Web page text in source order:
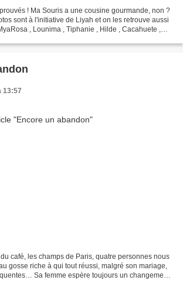
! Ma Souris a une cousine gourmande, non ?
sont à l'initiative de Liyah et on les retrouve aussi
, Lounima , Tiphanie , Hilde , Cacahuete ,
13:57
café, les champs de Paris, quatre personnes nous
gosse riche à qui tout réussi, malgré son mariage,
Sa femme espère toujours un changement,